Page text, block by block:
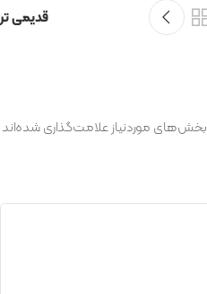
قدیمی تر
بخش‌های موردنیاز علامت‌گذاری شده‌اند